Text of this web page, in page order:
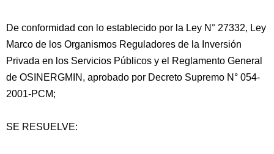
De conformidad con lo establecido por la Ley N° 27332, Ley
Marco de los Organismos Reguladores de la Inversión
Privada en los Servicios Públicos y el Reglamento General
de OSINERGMIN, aprobado por Decreto Supremo N° 054-
2001-PCM;
SE RESUELVE: